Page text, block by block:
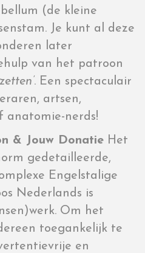
(de kleine
Je kunt al deze
later
van het patroon
. Een spectaculair
artsen,
anatomie-nerds!
& Jouw Donatie Het
gedetailleerde,
Engelstalige
Nederlands is
Om het
toegankelijk te
en